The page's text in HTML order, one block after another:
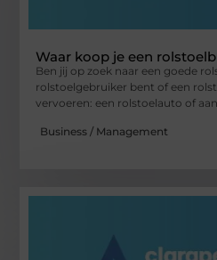
Waar koop je een
Ben jij op zoek naar een goede
rolstoelgebruiker bent of een
vervoeren: een rolstoelauto of
Business / Management